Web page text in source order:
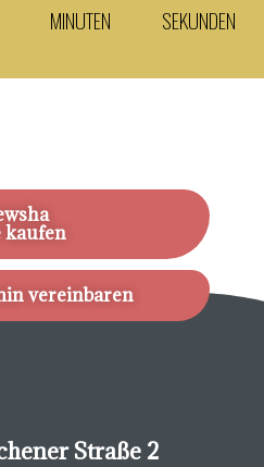
MINUTEN SEKUNDEN
kaufen
vereinbaren
Straße 2